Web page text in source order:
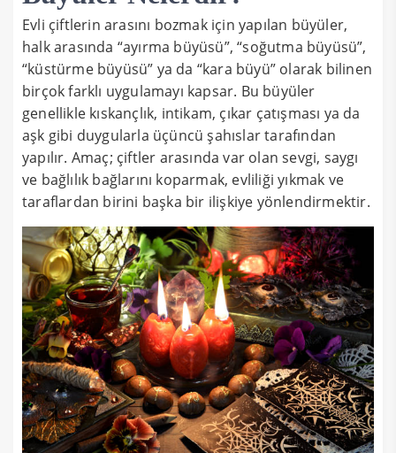
Evli çiftlerin arasını bozmak için yapılan büyüler,
halk arasında “ayırma büyüsü”, “soğutma büyüsü”,
“küstürme büyüsü” ya da “kara büyü” olarak bilinen
birçok farklı uygulamayı kapsar. Bu büyüler
genellikle kıskançlık, intikam, çıkar çatışması ya da
aşk gibi duygularla üçüncü şahıslar tarafından
yapılır. Amaç; çiftler arasında var olan sevgi, saygı
ve bağlılık bağlarını koparmak, evliliği yıkmak ve
taraflardan birini başka bir ilişkiye yönlendirmektir.